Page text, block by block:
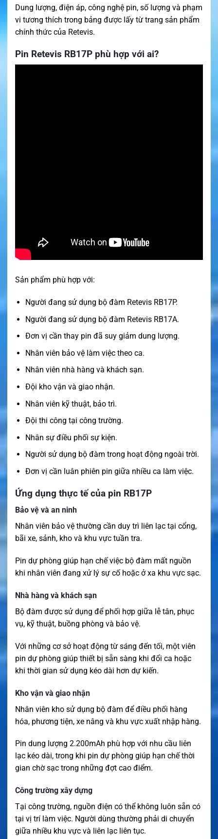
Dung lượng, điện áp, công nghệ pin, số lượng và phạm
vi tương thích trong bảng được lấy từ trang sản phẩm
chính thức của Retevis.
Pin Retevis RB17P phù hợp với ai?
Sản phẩm phù hợp với:
Người đang sử dụng bộ đàm Retevis RB17P.
Người đang sử dụng bộ đàm Retevis RB17A.
Đơn vị cần thay pin đã suy giảm dung lượng.
Nhân viên bảo vệ làm việc theo ca.
Nhân viên nhà hàng và khách sạn.
Đội kho vận và giao nhận.
Nhân viên kỹ thuật, bảo trì.
Đội thi công tại công trường.
Nhân sự điều phối sự kiện.
Người sử dụng bộ đàm trong hoạt động ngoài trời.
Đơn vị cần luân phiên pin giữa nhiều ca làm việc.
Ứng dụng thực tế của pin RB17P
Bảo vệ và an ninh
Nhân viên bảo vệ thường cần duy trì liên lạc tại cổng,
bãi xe, sảnh, kho và khu vực tuần tra.
Pin dự phòng giúp hạn chế việc bộ đàm mất nguồn
khi nhân viên đang xử lý sự cố hoặc ở xa khu vực sạc.
Nhà hàng và khách sạn
Bộ đàm được sử dụng để phối hợp giữa lễ tân, phục
vụ, kỹ thuật, buồng phòng và bảo vệ.
Với những cơ sở hoạt động từ sáng đến tối, một viên
pin dự phòng giúp thiết bị sẵn sàng khi đổi ca hoặc
khi thời gian sử dụng kéo dài hơn dự kiến.
Kho vận và giao nhận
Nhân viên kho sử dụng bộ đàm để điều phối hàng
hóa, phương tiện, xe nâng và khu vực xuất nhập hàng.
Pin dung lượng 2.200mAh phù hợp với nhu cầu liên
lạc kéo dài, trong khi pin dự phòng giúp hạn chế thời
gian chờ sạc trong những đợt cao điểm.
Công trường xây dựng
Tại công trường, nguồn điện có thể không luôn sẵn có
tại vị trí làm việc. Người dùng thường phải di chuyển
giữa nhiều khu vực và liên lạc liên tục.